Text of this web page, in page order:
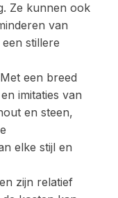
Ze kunnen ook
van
stillere
een breed
imitaties van
en steen,
elke stijl en
zijn relatief